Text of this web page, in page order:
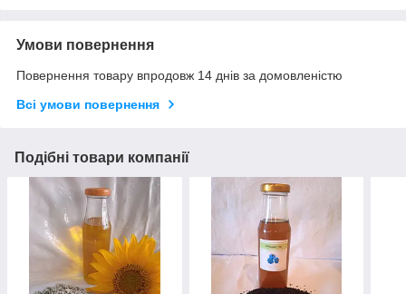
Умови повернення
Повернення товару впродовж 14 днів за домовленістю
Всі умови повернення
Подібні товари компанії